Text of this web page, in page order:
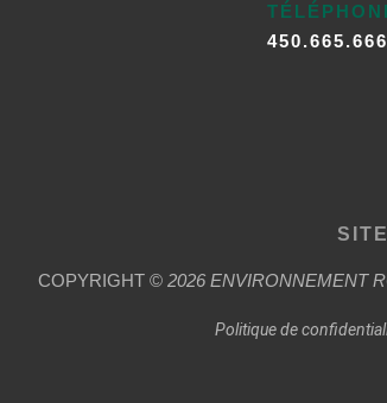
COPYRIGHT © 2026 ENVIRONNEMENT
Politique de